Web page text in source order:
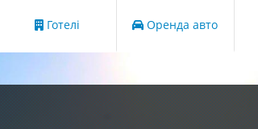
Готелі Оренда авто